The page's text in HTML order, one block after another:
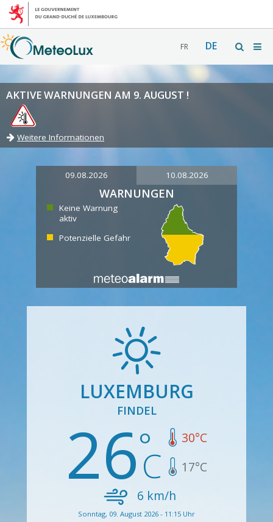
FR DE
AKTIVE WARNUNGEN AM 9. AUGUST !
Weitere Informationen
09.08.2026 10.08.2026
WARNUNGEN
Keine Warnung
aktiv
Potenzielle Gefahr
LUXEMBURG
FINDEL
26 30°C
17°C
6 km/h
Sonntag, 09. August 2026 - 11:15 Uhr